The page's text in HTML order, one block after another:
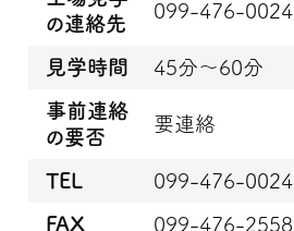
の連絡先
099-476-0024
見学時間 45分～60分
事前連絡
の要否
要連絡
TEL 099-476-0024
FAX 099-476-2558